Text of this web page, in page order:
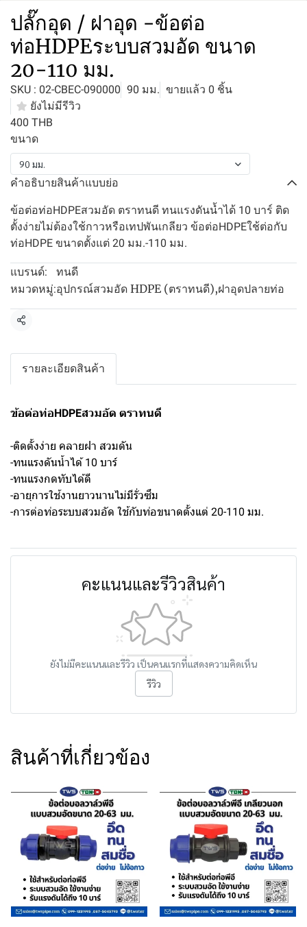
ปลั๊กอุด / ฝาอุด -ข้อต่อ
ท่อHDPEระบบสวมอัด ขนาด
20-110 มม.
SKU : 02-CBEC-090000 90 มม. ขายแล้ว 0 ชิ้น
ยังไม่มีรีวิว
400 THB
ขนาด
90 มม.
คำอธิบายสินค้าแบบย่อ
ข้อต่อท่อHDPEสวมอัด ตราทนดี ทนแรงดันน้ำได้ 10 บาร์ ติด
ตั้งง่ายไม่ต้องใช้กาวหรือเทปพันเกลียว ข้อต่อHDPEใช้ต่อกับ
ท่อHDPE ขนาดตั้งแต่ 20 มม.-110 มม.
แบรนด์: ทนดี
หมวดหมู่:อุปกรณ์สวมอัด HDPE (ตราทนดี),ฝาอุดปลายท่อ
แชร์
รายละเอียดสินค้า
ข้อต่อท่อHDPEสวมอัด ตราทนดี
-ติดตั้งง่าย คลายฝา สวมดัน
-ทนแรงดันน้ำได้ 10 บาร์
-ทนแรงกดทับได้ดี
-อายุการใช้งานยาวนานไม่มีรั่วซึม
-การต่อท่อระบบสวมอัด ใช้กับท่อขนาดตั้งแต่ 20-110 มม.
คะแนนและรีวิวสินค้า
ยังไม่มีคะแนนและรีวิว เป็นคนแรกที่แสดงความคิดเห็น
รีวิว
สินค้าที่เกี่ยวข้อง